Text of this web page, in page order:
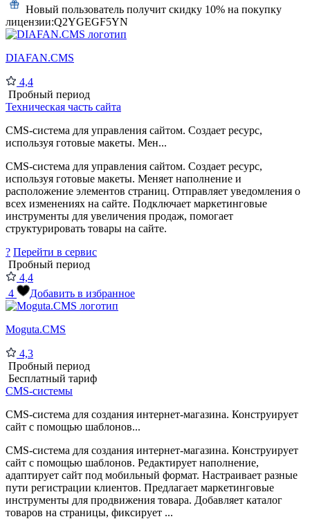
Новый пользователь получит скидку 10% на покупку
лицензии:Q2YGEGF5YN
DIAFAN.CMS
4,4
Пробный период
Техническая часть сайта
CMS-система для управления сайтом. Создает ресурс,
используя готовые макеты. Мен...
CMS-система для управления сайтом. Создает ресурс,
используя готовые макеты. Меняет наполнение и
расположение элементов страниц. Отправляет уведомления о
всех изменениях на сайте. Подключает маркетинговые
инструменты для увеличения продаж, помогает
структурировать товары на сайте.
? Перейти в сервис
Пробный период
4,4
4
Добавить в избранное
Moguta.CMS
4,3
Пробный период
Бесплатный тариф
CMS-системы
CMS-система для создания интернет-магазина. Конструирует
сайт с помощью шаблонов...
CMS-система для создания интернет-магазина. Конструирует
сайт с помощью шаблонов. Редактирует наполнение,
адаптирует сайт под мобильный формат. Настраивает разные
пути регистрации клиентов. Предлагает маркетинговые
инструменты для продвижения товара. Добавляет каталог
товаров на страницы, фиксирует ...